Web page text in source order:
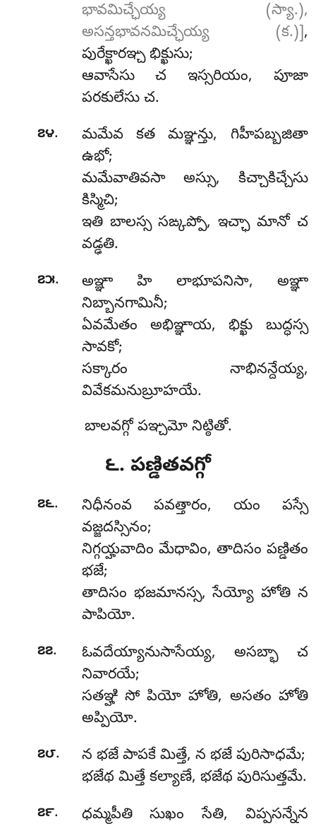
భావమిచ్ఛేయ్య (స్యా.),
అసన్తభావనమిచ్ఛేయ్య (క.)],
పురేక్ఖారఞ్చ భిక్ఖుసు;
ఆవాసేసు చ ఇస్సరియం, పూజా
పరకులేసు చ.
౭౪. మమేవకత మఞ్ఞన్తు, గిహీపబ్బజితా
ఉభో;
మమేవాతివసా అస్సు, కిచ్చాకిచ్చేసు
కిస్మిచి;
ఇతి బాలస్స సఙ్కప్పో, ఇచ్ఛా మానో చ
వడ్ఢతి.
౭౫.
అఞ్ఞా హి లాభూపనిసా, అఞ్ఞా
నిబ్బానగామినీ;
ఏవమేతం అభిఞ్ఞాయ, భిక్ఖు బుద్ధస్స
సావకో;
సక్కారం నాభినన్దేయ్య,
వివేకమనుబ్రూహయే.
బాలవగ్గో పఞ్చమో నిట్ఠితో.
౬. పణ్డితవగ్గో
౭౬. నిధీనంవ పవత్తారం, యం పస్సే
వజ్జదస్సినం;
నిగ్గయ్హవాదిం మేధావిం, తాదిసం పణ్డితం
భజే;
తాదిసం భజమానస్స, సేయ్యో హోతి న
పాపియో.
౭౭.
ఓవదేయ్యానుసాసేయ్య, అసబ్భా చ
నివారయే;
సతఞ్హి సో పియో హోతి, అసతం హోతి
అప్పియో.
౭౮.
న భజే పాపకే మిత్తే, న భజే పురిసాధమే;
భజేథ మిత్తే కల్యాణే, భజేథ పురిసుత్తమే.
౭౯. ధమ్మపీతిసుఖం సేతి, విప్పసన్నేన